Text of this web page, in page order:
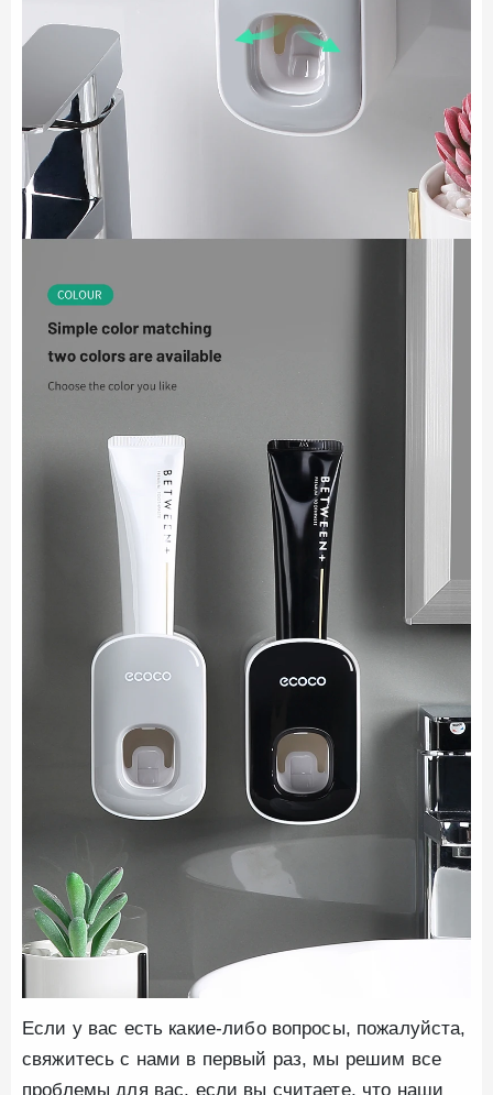
Если у вас есть какие-либо вопросы, пожалуйста,
свяжитесь с нами в первый раз, мы решим все
проблемы для вас, если вы считаете, что наши